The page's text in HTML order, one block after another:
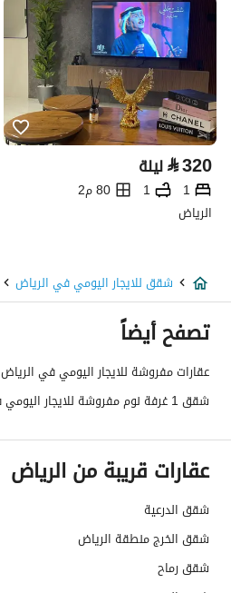
⃁320 ليلة
1
1
80 م2
الرياض
شقق للايجار اليومي في الرياض
تصفح أيضاً
عقارات مفروشة للايجار اليومي في الرياض
شقق 1 غرفة نوم مفروشة للايجار اليومي في الرياض
عقارات قريبة من الرياض
شقق الدرعية
شقق الخرج منطقة الرياض
شقق رماح